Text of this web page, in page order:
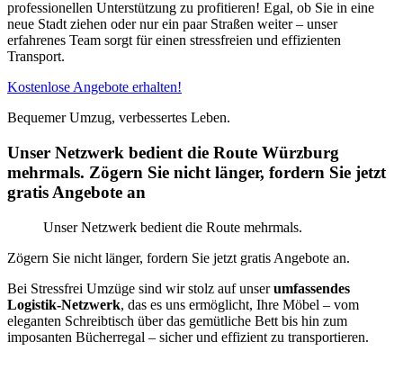
professionellen Unterstützung zu profitieren! Egal, ob Sie in eine
neue Stadt ziehen oder nur ein paar Straßen weiter – unser
erfahrenes Team sorgt für einen stressfreien und effizienten
Transport.
Kostenlose Angebote erhalten!
Bequemer Umzug, verbessertes Leben.
Unser Netzwerk bedient die Route Würzburg
mehrmals. Zögern Sie nicht länger, fordern Sie jetzt
gratis Angebote an
Unser Netzwerk bedient die Route mehrmals.
Zögern Sie nicht länger, fordern Sie jetzt gratis Angebote an.
Bei Stressfrei Umzüge sind wir stolz auf unserumfassendes
Logistik-Netzwerk, das es uns ermöglicht, Ihre Möbel – vom
eleganten Schreibtisch über das gemütliche Bett bis hin zum
imposanten Bücherregal – sicher und effizient zu transportieren.